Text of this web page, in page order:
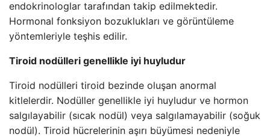
endokrinologlar tarafından takip edilmektedir.
Hormonal fonksiyon bozuklukları ve görüntüleme
yöntemleriyle teşhis edilir.
Tiroid nodülleri genellikle iyi huyludur
Tiroid nodülleri tiroid bezinde oluşan anormal
kitlelerdir. Nodüller genellikle iyi huyludur ve hormon
salgılayabilir (sıcak nodül) veya salgılamayabilir (soğuk
nodül). Tiroid hücrelerinin aşırı büyümesi nedeniyle